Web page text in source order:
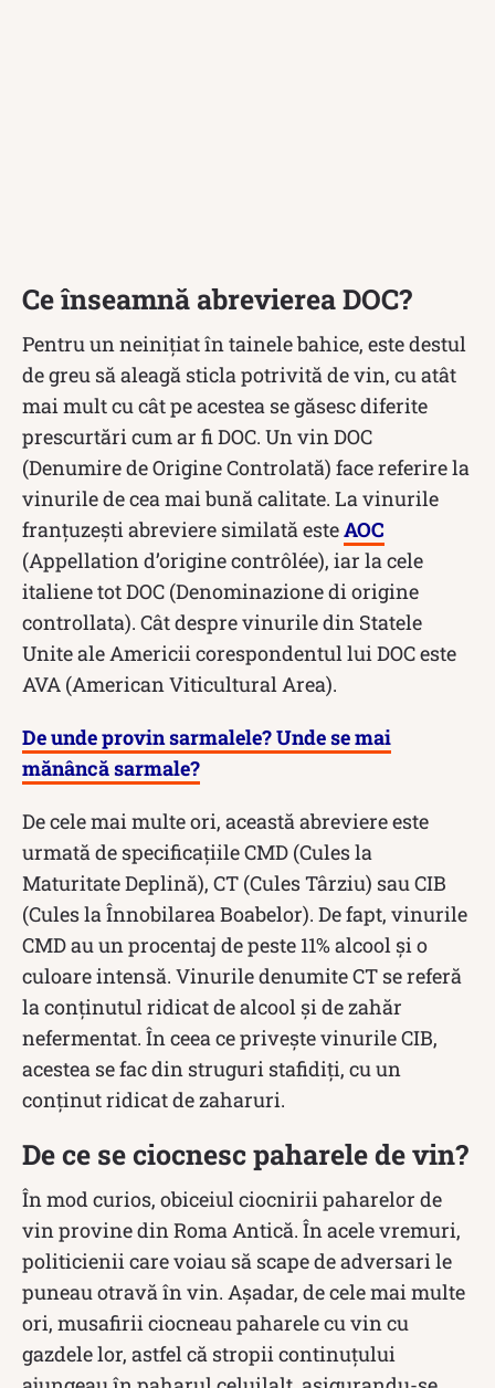
Ce înseamnă abrevierea DOC?
Pentru un neinițiat în tainele bahice, este destul
de greu să aleagă sticla potrivită de vin, cu atât
mai mult cu cât pe acestea se găsesc diferite
prescurtări cum ar fi DOC. Un vin DOC
(Denumire de Origine Controlată) face referire la
vinurile de cea mai bună calitate. La vinurile
franțuzești abreviere similată esteAOC
(Appellation d’origine contrôlée), iar la cele
italiene tot DOC (Denominazione di origine
controllata). Cât despre vinurile din Statele
Unite ale Americii corespondentul lui DOC este
AVA (American Viticultural Area).
De unde provin sarmalele? Unde se mai
mănâncă sarmale?
De cele mai multe ori, această abreviere este
urmată de specificațiile CMD (Cules la
Maturitate Deplină), CT (Cules Târziu) sau CIB
(Cules la Înnobilarea Boabelor). De fapt, vinurile
CMD au un procentaj de peste 11% alcool și o
culoare intensă. Vinurile denumite CT se referă
la conținutul ridicat de alcool și de zahăr
nefermentat. În ceea ce privește vinurile CIB,
acestea se fac din struguri stafidiți, cu un
conținut ridicat de zaharuri.
De ce se ciocnesc paharele de vin?
În mod curios, obiceiul ciocnirii paharelor de
vin provine din Roma Antică. În acele vremuri,
politicienii care voiau să scape de adversari le
puneau otravă în vin. Așadar, de cele mai multe
ori, musafirii ciocneau paharele cu vin cu
gazdele lor, astfel că stropii continuțului